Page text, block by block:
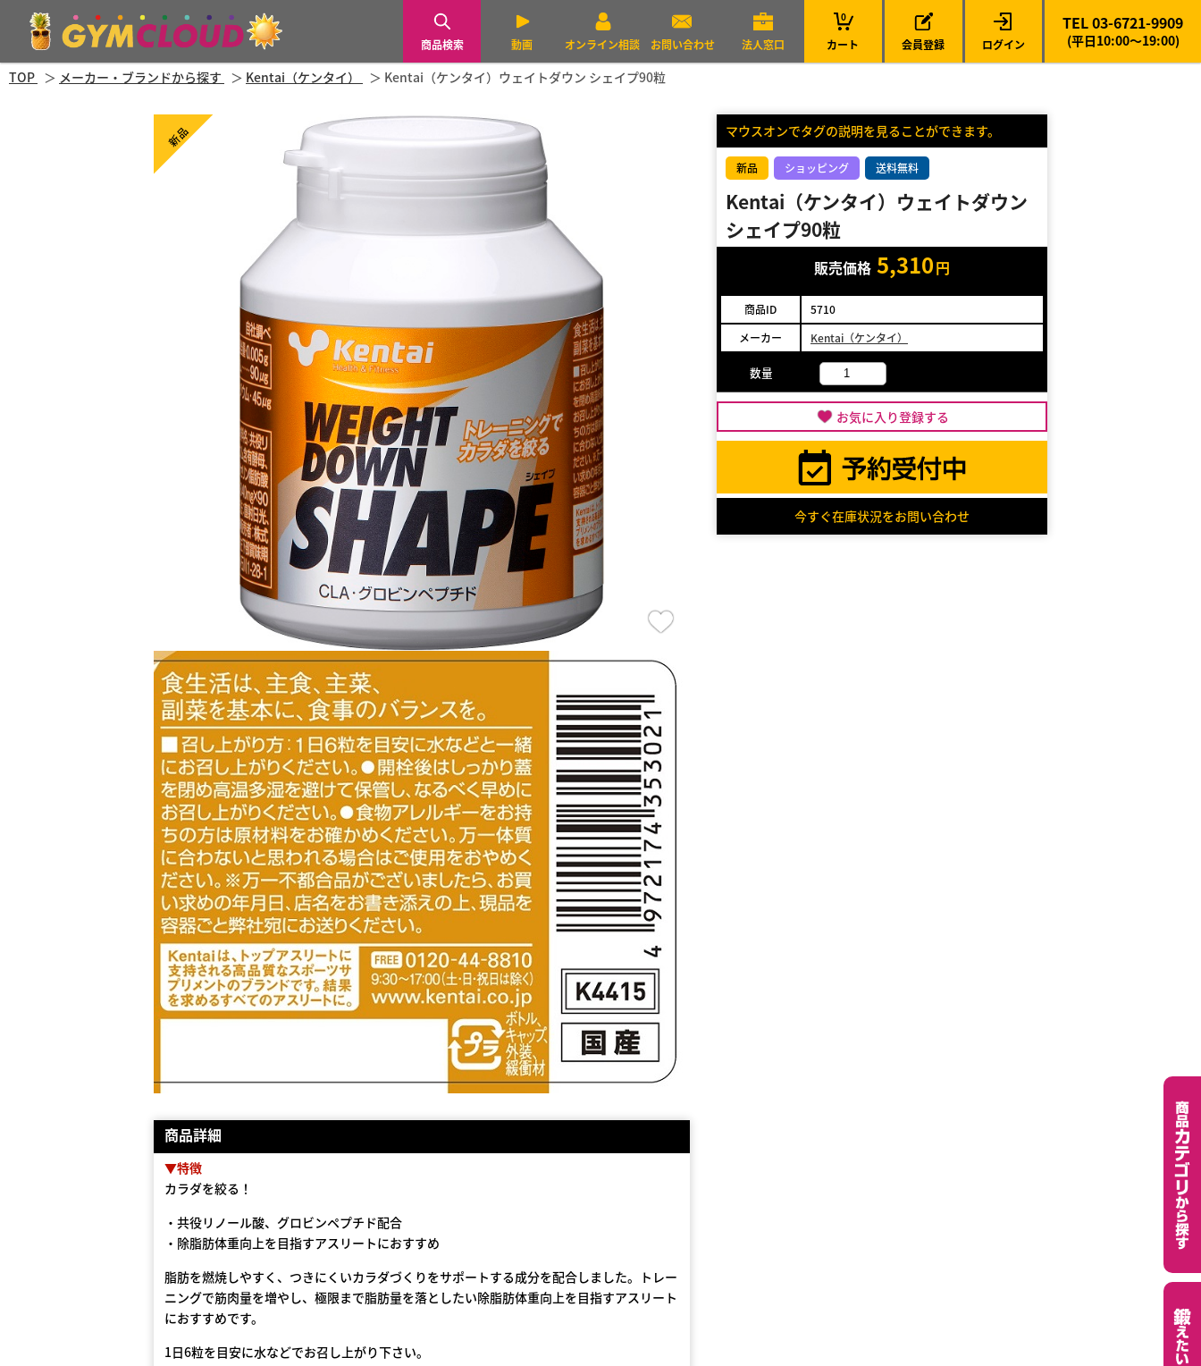
商品検索 動画 オンライン相談 お問い合わせ 法人窓口 カート
0
会員登録 ログイン
TEL 03-6721-9909
(平日10:00～19:00)
TOP メーカー・ブランドから探す Kentai（ケンタイ） Kentai（ケンタイ）ウェイトダウン シェイプ90粒
新品
商品詳細
▼特徴
カラダを絞る！
・共役リノール酸、グロビンペプチド配合
・除脂肪体重向上を目指すアスリートにおすすめ
脂肪を燃焼しやすく、つきにくいカラダづくりをサポートする成分を配合しました。トレー
ニングで筋肉量を増やし、極限まで脂肪量を落としたい除脂肪体重向上を目指すアスリート
におすすめです。
1日6粒を目安に水などでお召し上がり下さい。
マウスオンでタグの説明を見ることができます。
新品 ショッピング 送料無料
Kentai（ケンタイ）ウェイトダウン
シェイプ90粒
販売価格 5,310円
商品ID
5710
メーカー
Kentai（ケンタイ）
数量
お気に入り登録する
今すぐ在庫状況をお問い合わせ